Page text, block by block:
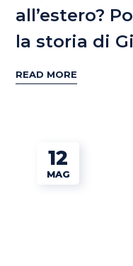
all’estero?
la storia di
READ MORE
12
MAG